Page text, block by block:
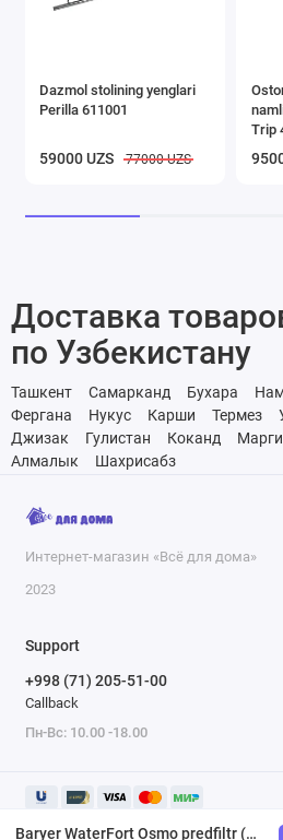
Baryer WaterFort Osmo predfiltr (1-3 qadam) almashinuvchi filtr to'plami
Dazmol stolining yenglari
Perilla 611001
59000 UZS 77000 UZS
Trip
Доставка
по Узбекистану
Ташкент Самарканд Бухара
Фергана
Нукус Карши Термез
Джизак
Гулистан Коканд
Алмалык
Шахрисабз
Интернет-магазин «Всё для дома»
2023
Support
+998 (71) 205-51-00
Callback
Пн-Вс: 10.00 -18.00